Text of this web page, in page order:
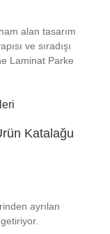
alan tasarım
ve sıradışı
Laminat Parke
Katalağu
ayrılan